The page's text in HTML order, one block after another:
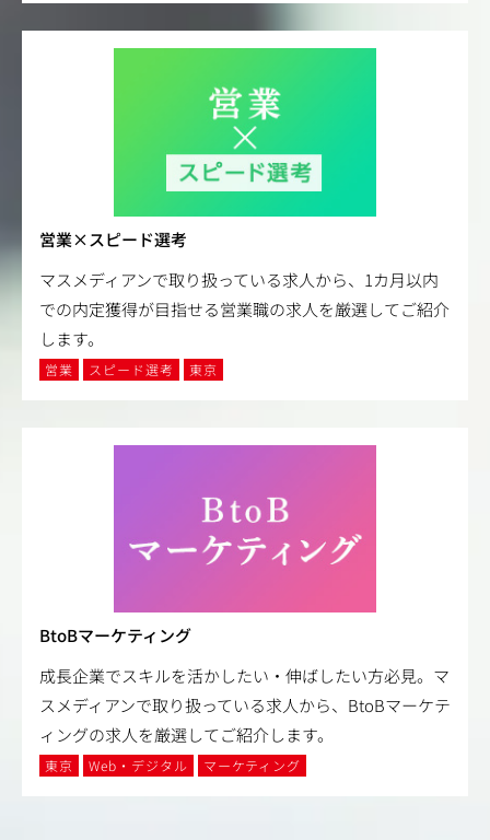
営業×スピード選考
マスメディアンで取り扱っている求人から、1カ月以内
での内定獲得が目指せる営業職の求人を厳選してご紹介
します。
営業 スピード選考 東京
BtoBマーケティング
成長企業でスキルを活かしたい・伸ばしたい方必見。マ
スメディアンで取り扱っている求人から、BtoBマーケテ
ィングの求人を厳選してご紹介します。
東京 Web・デジタル マーケティング